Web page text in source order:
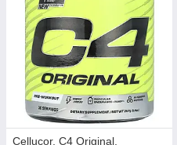
Cellucor, C4 Original,